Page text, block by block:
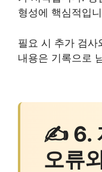
형성에 핵심적입
필요 시 추가 검사
내용은 기록으로
✍ 6.
오류